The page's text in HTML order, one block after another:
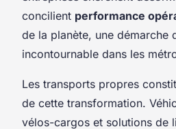
concilient performance
de la planète, une démarche
incontournable dans les
Les transports propres
de cette transformation.
vélos-cargos et solutions de